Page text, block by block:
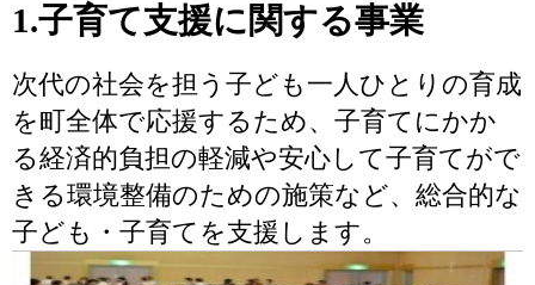
1.子育て支援に関する事業
次代の社会を担う子ども一人ひとりの育成
を町全体で応援するため、子育てにかか
る経済的負担の軽減や安心して子育てがで
きる環境整備のための施策など、総合的な
子ども・子育てを支援します。